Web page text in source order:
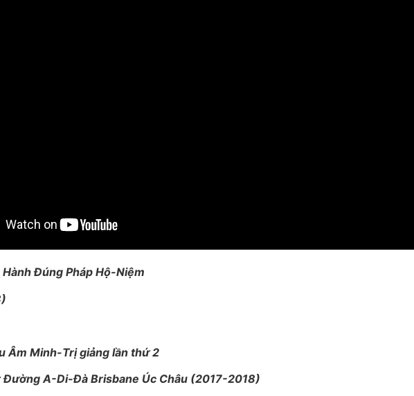
Đúng Pháp Hộ-Niệm
Âm Minh-Trị giảng lần thứ 2
Đường A-Di-Đà Brisbane Úc Châu (2017-2018)